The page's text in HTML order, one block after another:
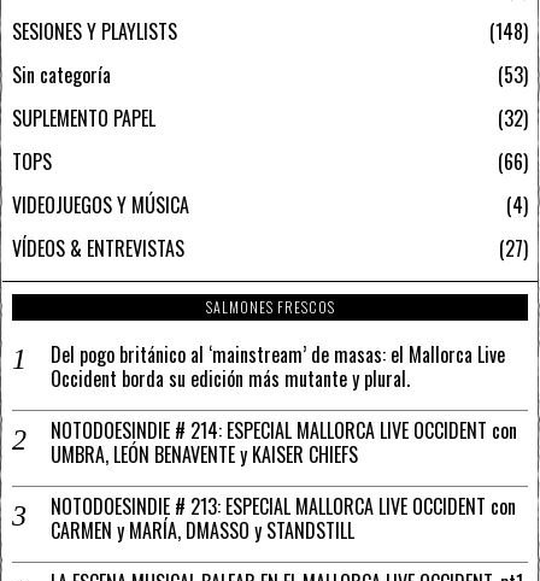
SESIONES Y PLAYLISTS
148
Sin categoría
53
SUPLEMENTO PAPEL
32
TOPS
66
VIDEOJUEGOS Y MÚSICA
4
VÍDEOS & ENTREVISTAS
27
SALMONES FRESCOS
Del pogo británico al ‘mainstream’ de masas: el Mallorca Live
Occident borda su edición más mutante y plural.
NOTODOESINDIE # 214: ESPECIAL MALLORCA LIVE OCCIDENT con
UMBRA, LEÓN BENAVENTE y KAISER CHIEFS
NOTODOESINDIE # 213: ESPECIAL MALLORCA LIVE OCCIDENT con
CARMEN y MARÍA, DMASSO y STANDSTILL